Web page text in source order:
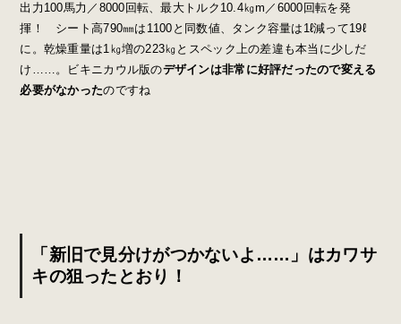
出力100馬力／8000回転、最大トルク10.4㎏m／6000回転を発
揮！ シート高790㎜は1100と同数値、タンク容量は1ℓ減って19ℓ
に。乾燥重量は1㎏増の223㎏とスペック上の差違も本当に少しだ
け……。ビキニカウル版のデザインは非常に好評だったので変える
必要がなかったのですね
「新旧で見分けがつかないよ……」はカワサ
キの狙ったとおり！